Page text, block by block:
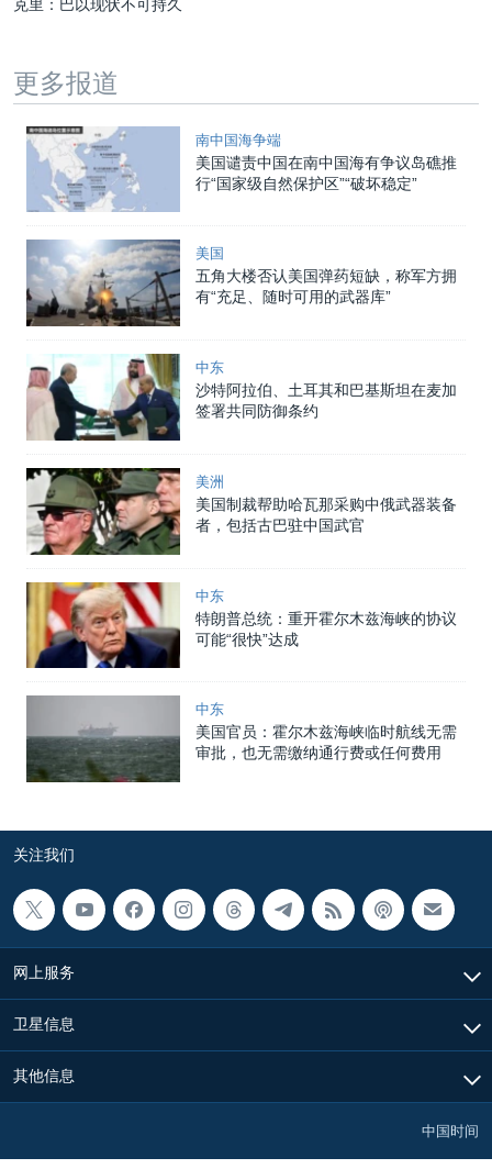
克里：巴以现状不可持久
更多报道
南中国海争端
美国谴责中国在南中国海有争议岛礁推
行“国家级自然保护区”“破坏稳定”
美国
五角大楼否认美国弹药短缺，称军方拥
有“充足、随时可用的武器库”
中东
沙特阿拉伯、土耳其和巴基斯坦在麦加
签署共同防御条约
美洲
美国制裁帮助哈瓦那采购中俄武器装备
者，包括古巴驻中国武官
中东
特朗普总统：重开霍尔木兹海峡的协议
可能“很快”达成
中东
美国官员：霍尔木兹海峡临时航线无需
审批，也无需缴纳通行费或任何费用
关注我们
网上服务
卫星信息
其他信息
中国时间